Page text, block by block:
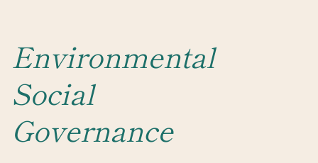
Environmental
Social
Governance